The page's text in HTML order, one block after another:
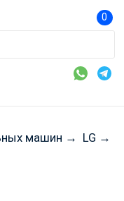
0
машин → LG →